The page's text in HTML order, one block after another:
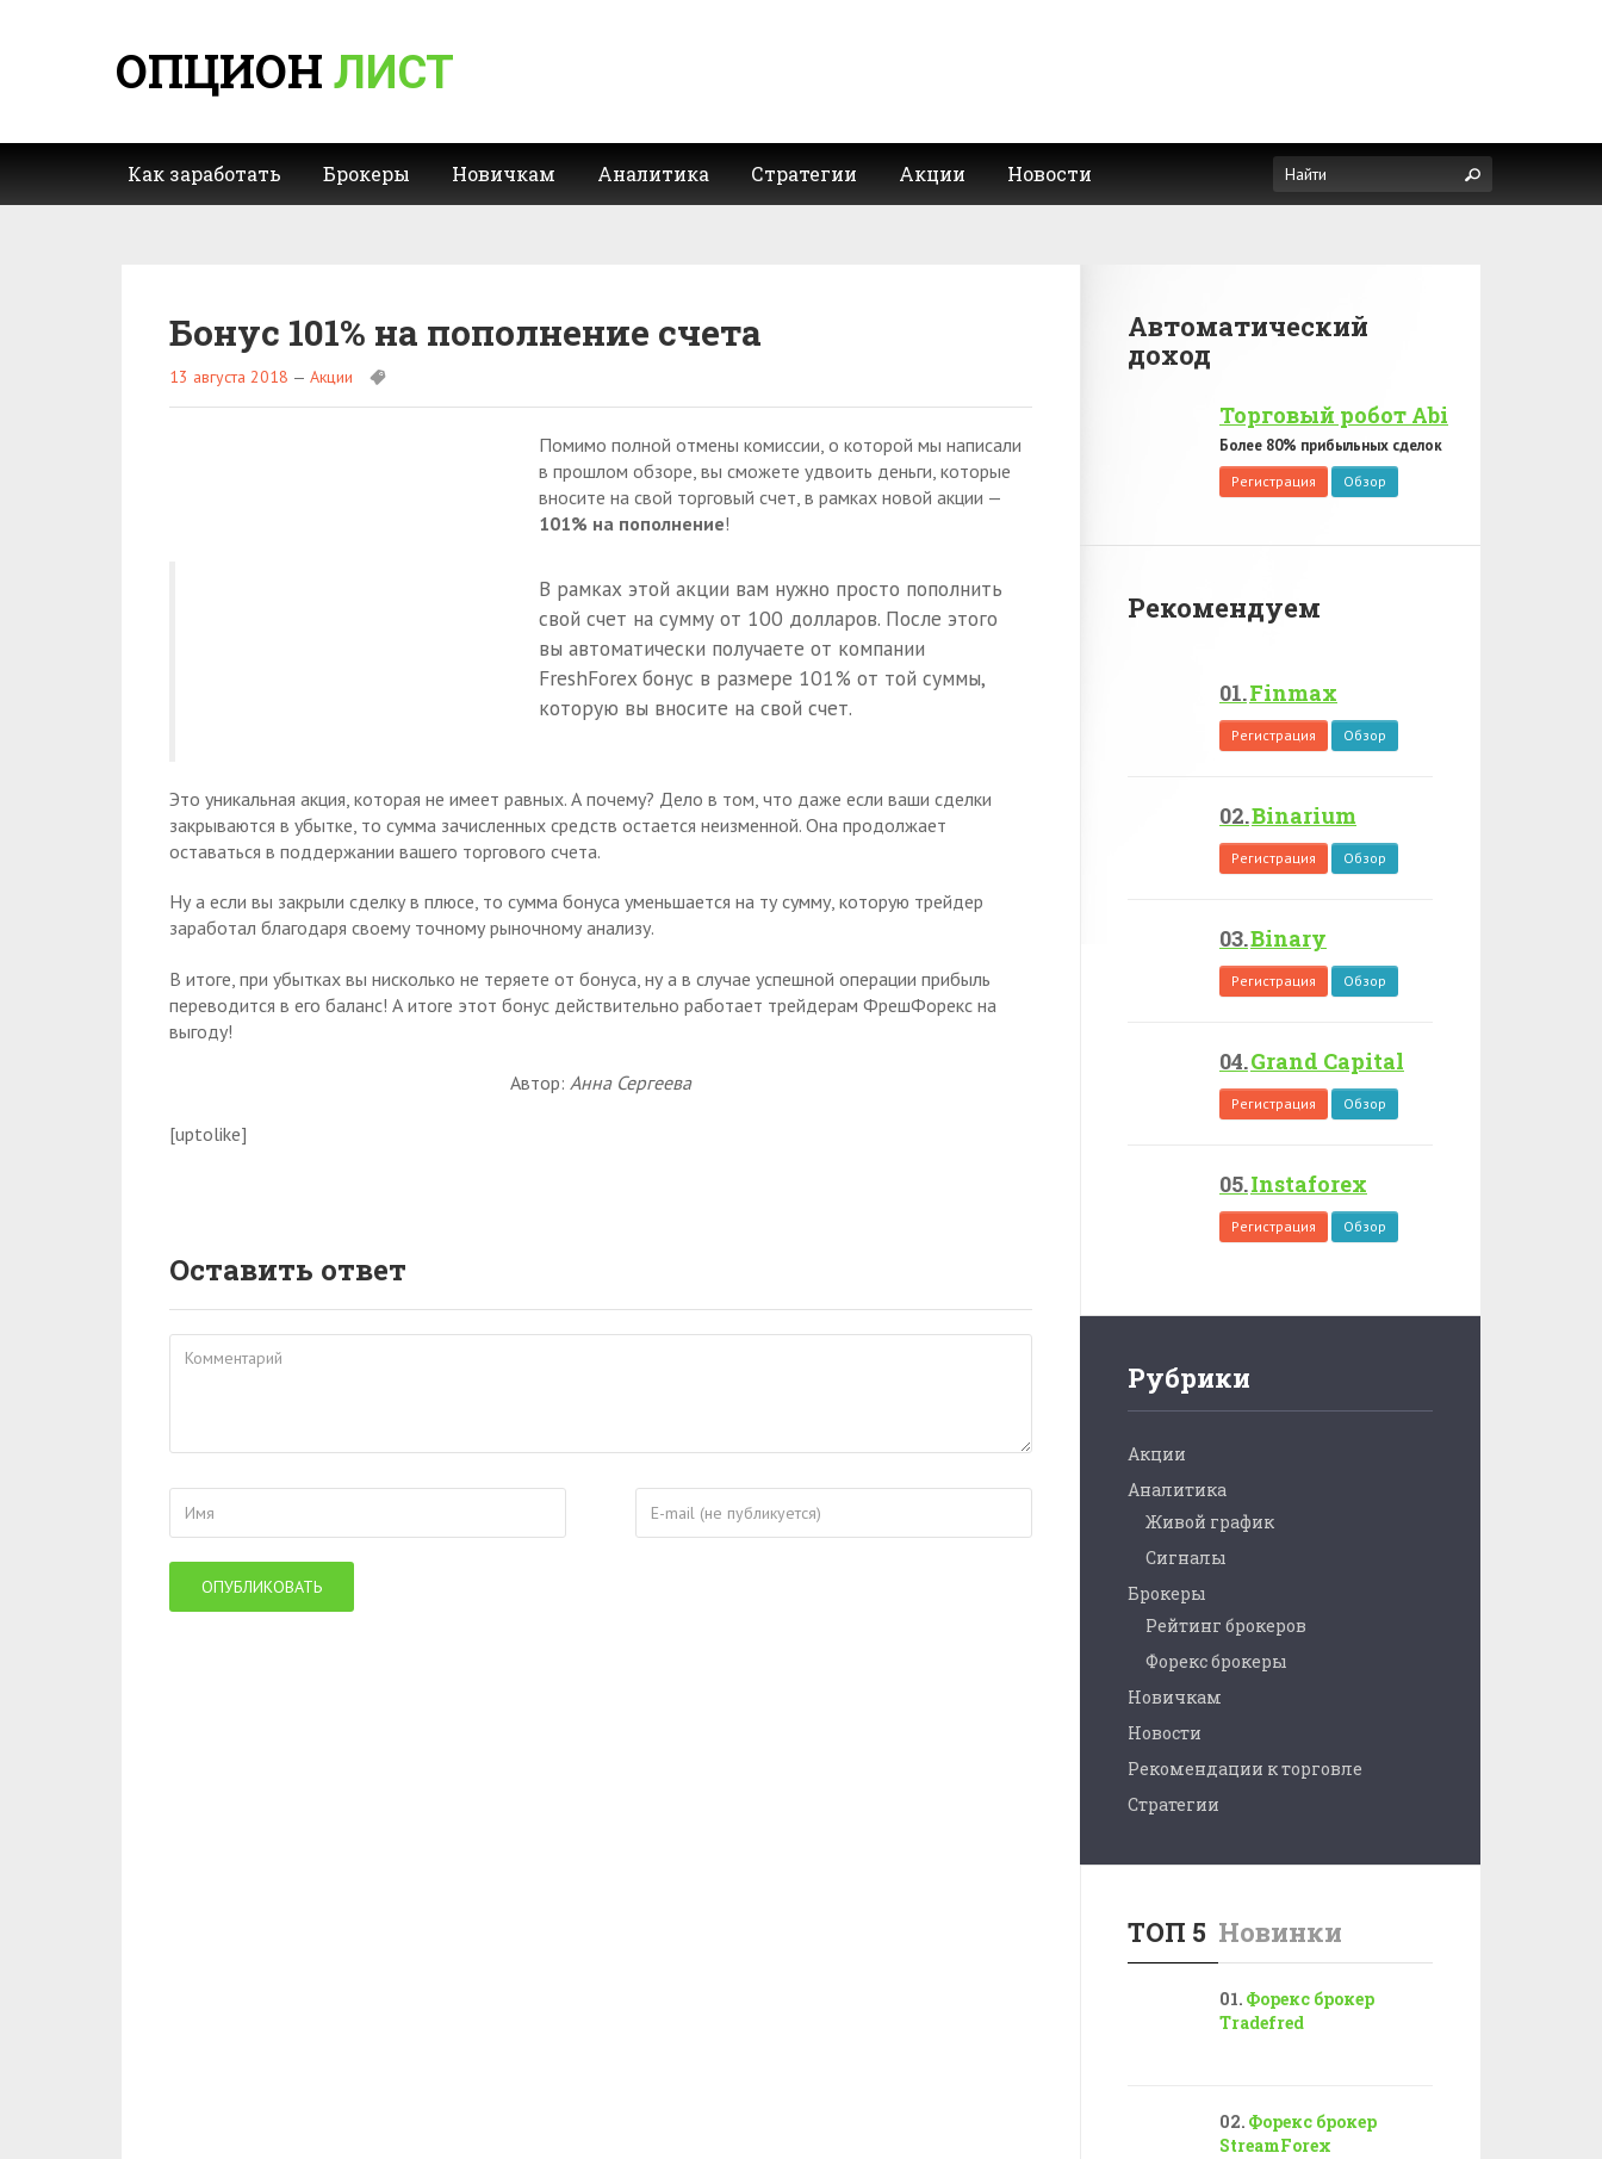
ОПЦИОН ЛИСТ
Как заработать Брокеры Новичкам Аналитика Стратегии Акции Новости
Бонус 101% на пополнение счета
13 августа 2018 — Акции
Помимо полной отмены комиссии, о которой мы написали
в прошлом обзоре, вы сможете удвоить деньги, которые
вносите на свой торговый счет, в рамках новой акции —
101% на пополнение!
В рамках этой акции вам нужно просто пополнить
свой счет на сумму от 100 долларов. После этого
вы автоматически получаете от компании
FreshForex бонус в размере 101% от той суммы,
которую вы вносите на свой счет.
Это уникальная акция, которая не имеет равных. А почему? Дело в том, что даже если ваши сделки
закрываются в убытке, то сумма зачисленных средств остается неизменной. Она продолжает
оставаться в поддержании вашего торгового счета.
Ну а если вы закрыли сделку в плюсе, то сумма бонуса уменьшается на ту сумму, которую трейдер
заработал благодаря своему точному рыночному анализу.
В итоге, при убытках вы нисколько не теряете от бонуса, ну а в случае успешной операции прибыль
переводится в его баланс! А итоге этот бонус действительно работает трейдерам ФрешФорекс на
выгоду!
Автор: Анна Сергеева
[uptolike]
Оставить ответ
Автоматический
доход
Торговый робот Abi
Более 80% прибыльных сделок
Регистрация Обзор
Рекомендуем
Finmax
Регистрация Обзор
Binarium
Регистрация Обзор
Binary
Регистрация Обзор
Grand Capital
Регистрация Обзор
Instaforex
Регистрация Обзор
Рубрики
Акции
Аналитика
Живой график
Сигналы
Брокеры
Рейтинг брокеров
Форекс брокеры
Новичкам
Новости
Рекомендации к торговле
Стратегии
ТОП 5 Новинки
Форекс брокер
Tradefred
Форекс брокер
StreamForex